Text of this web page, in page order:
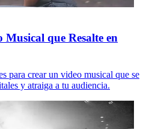
que Resalte en
para crear un video musical que se
y atraiga a tu audiencia.